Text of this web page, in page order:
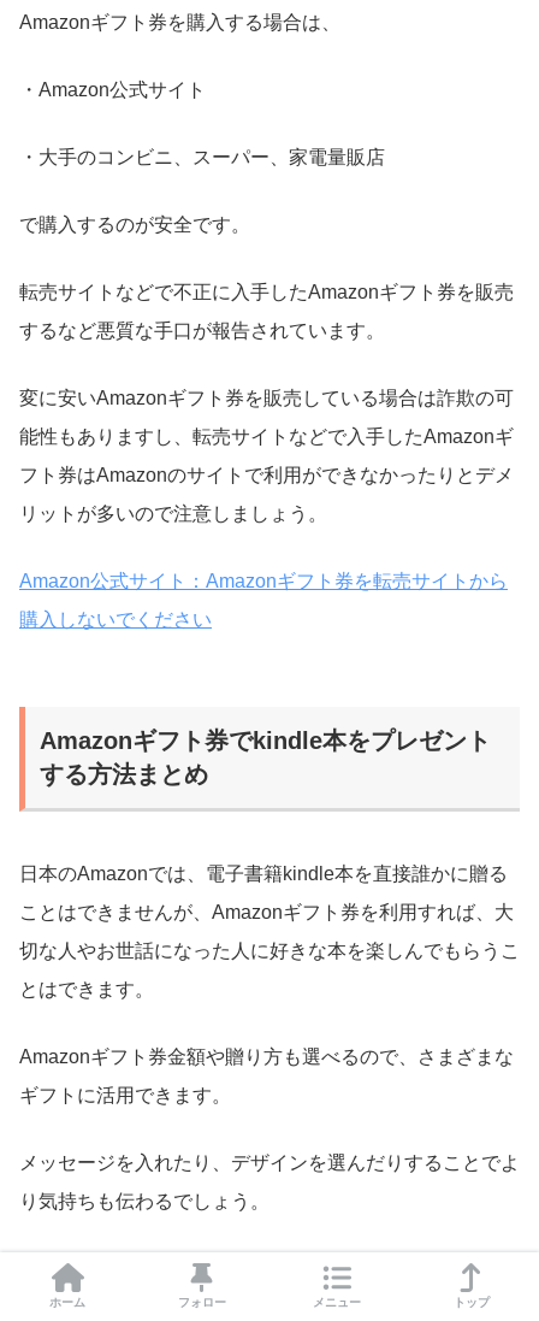
Amazonギフト券を購入する場合は、
・Amazon公式サイト
・大手のコンビニ、スーパー、家電量販店
で購入するのが安全です。
転売サイトなどで不正に入手したAmazonギフト券を販売
するなど悪質な手口が報告されています。
変に安いAmazonギフト券を販売している場合は詐欺の可
能性もありますし、転売サイトなどで入手したAmazonギ
フト券はAmazonのサイトで利用ができなかったりとデメ
リットが多いので注意しましょう。
Amazon公式サイト：Amazonギフト券を転売サイトから
購入しないでください
Amazonギフト券でkindle本をプレゼント
する方法まとめ
日本のAmazonでは、電子書籍kindle本を直接誰かに贈る
ことはできませんが、Amazonギフト券を利用すれば、大
切な人やお世話になった人に好きな本を楽しんでもらうこ
とはできます。
Amazonギフト券金額や贈り方も選べるので、さまざまな
ギフトに活用できます。
メッセージを入れたり、デザインを選んだりすることでよ
り気持ちも伝わるでしょう。
Kindle本をプレゼントしたいと思った時にはぜひ試してみ
てください。
ホーム フォロー メニュー トップ